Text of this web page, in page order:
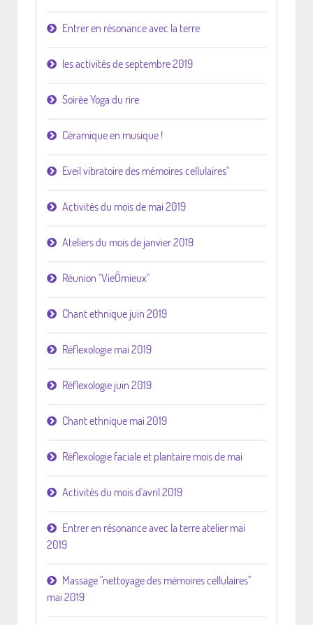
Entrer en résonance avec la terre
les activités de septembre 2019
Soirée Yoga du rire
Céramique en musique !
Eveil vibratoire des mémoires cellulaires"
Activités du mois de mai 2019
Ateliers du mois de janvier 2019
Réunion "VieÔmieux"
Chant ethnique juin 2019
Réflexologie mai 2019
Réflexologie juin 2019
Chant ethnique mai 2019
Réflexologie faciale et plantaire mois de mai
Activités du mois d'avril 2019
Entrer en résonance avec la terre atelier mai
2019
Massage "nettoyage des mémoires cellulaires"
mai 2019